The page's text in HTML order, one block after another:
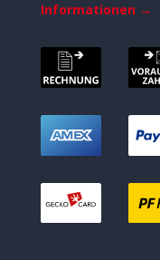
Informationen →